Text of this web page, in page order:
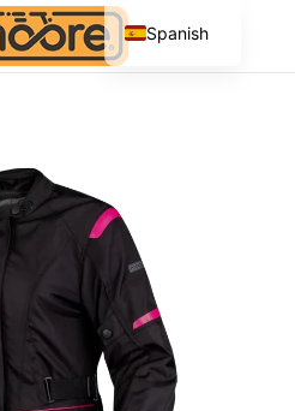
Spanish
English